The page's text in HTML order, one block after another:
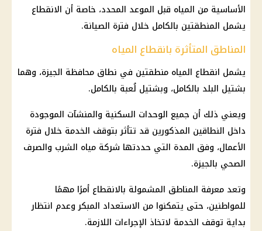
الأساسية من المياه قبل الموعد المحدد، خاصة أن الانقطاع
يشمل المنطقتين بالكامل خلال فترة الصيانة.
المناطق المتأثرة بانقطاع المياه
يشمل انقطاع المياه منطقتين في نطاق محافظة الجيزة، وهما
بشتيل البلد بالكامل، وبشتيل لُعبة بالكامل.
ويعني ذلك أن جميع الوحدات السكنية والمنشآت الموجودة
داخل النطاقين المذكورين قد تتأثر بتوقف الخدمة خلال فترة
الأعمال، وفق المدة التي حددتها شركة مياه الشرب والصرف
الصحي بالجيزة.
وتعد معرفة المناطق المشمولة بالانقطاع أمرًا مهمًا
للمواطنين، حتى يتمكنوا من الاستعداد المبكر وعدم انتظار
بداية توقف الخدمة لاتخاذ الإجراءات اللازمة.